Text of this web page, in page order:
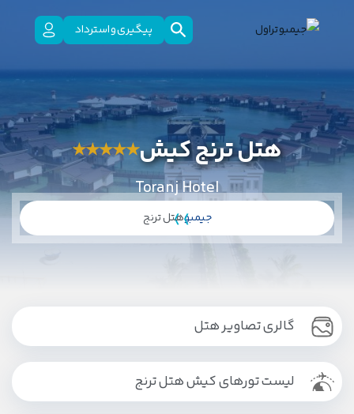
پیگیری و استرداد
هتل ترنج کیش★
★
★
★
★
Toranj Hotel
جیمبوهتل ترنج
گالری تصاویر هتل
لیست تورهای کیش هتل ترنج